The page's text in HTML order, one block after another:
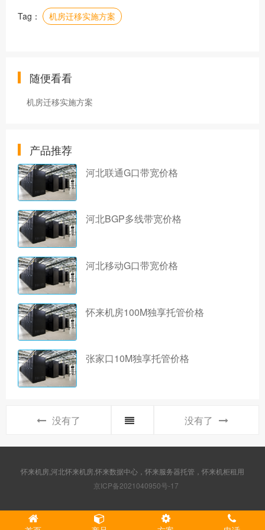
Tag： 机房迁移实施方案
随便看看
机房迁移实施方案
产品推荐
河北联通G口带宽价格
河北BGP多线带宽价格
河北移动G口带宽价格
怀来机房100M独享托管价格
张家口10M独享托管价格
没有了 没有了
怀来机房,河北怀来机房,怀来数据中心，怀来服务器托管，怀来机柜租用
京ICP备2021040950号-17